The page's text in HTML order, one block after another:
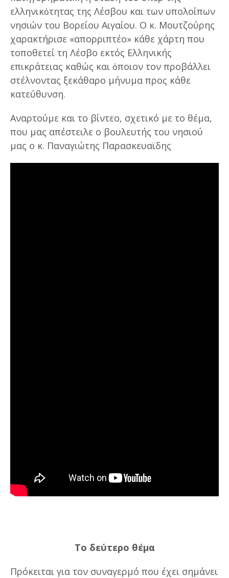
ελληνικὀτητας της Λέσβου και των υπολοίπων
νησιών του Βορείου Αιγαίου. Ο κ. Μουτζούρης
χαρακτήρισε «απορριπτέο» κάθε χάρτη που
τοποθετεί τη Λέσβο εκτός Ελληνικής
επικράτειας καθώς και ὀποιον τον προβάλλει
στέλνοντας ξεκάθαρο μήνυμα προς κάθε
κατεύθυνση.
Αναρτούμε και το βίντεο, σχετικό με το θέμα,
που μας απέστειλε ο βουλευτής του νησιού
μας ο κ. Παναγιώτης Παρασκευαϊδης
Το δεύτερο θέμα
Πρόκειται για τον συναγερμό που έχει σημάνει